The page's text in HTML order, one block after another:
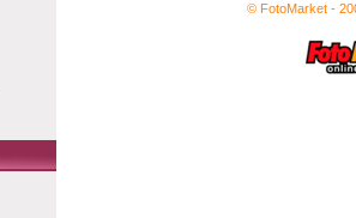
© FotoMarket -